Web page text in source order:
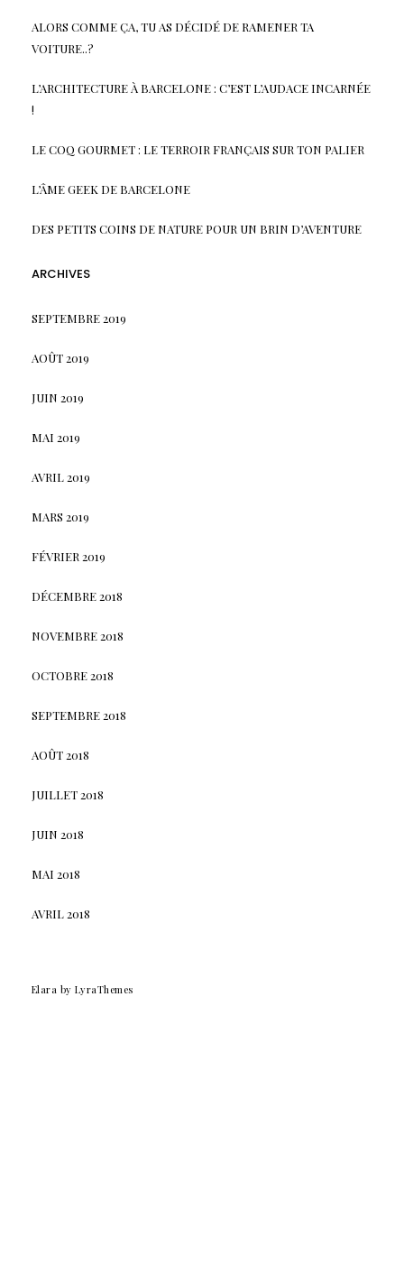
ALORS COMME ÇA, TU AS DÉCIDÉ DE RAMENER TA
VOITURE..?
L’ARCHITECTURE À BARCELONE : C’EST L’AUDACE INCARNÉE
!
LE COQ GOURMET : LE TERROIR FRANÇAIS SUR TON PALIER
L’ÂME GEEK DE BARCELONE
DES PETITS COINS DE NATURE POUR UN BRIN D’AVENTURE
ARCHIVES
SEPTEMBRE 2019
AOÛT 2019
JUIN 2019
MAI 2019
AVRIL 2019
MARS 2019
FÉVRIER 2019
DÉCEMBRE 2018
NOVEMBRE 2018
OCTOBRE 2018
SEPTEMBRE 2018
AOÛT 2018
JUILLET 2018
JUIN 2018
MAI 2018
AVRIL 2018
Elara by LyraThemes